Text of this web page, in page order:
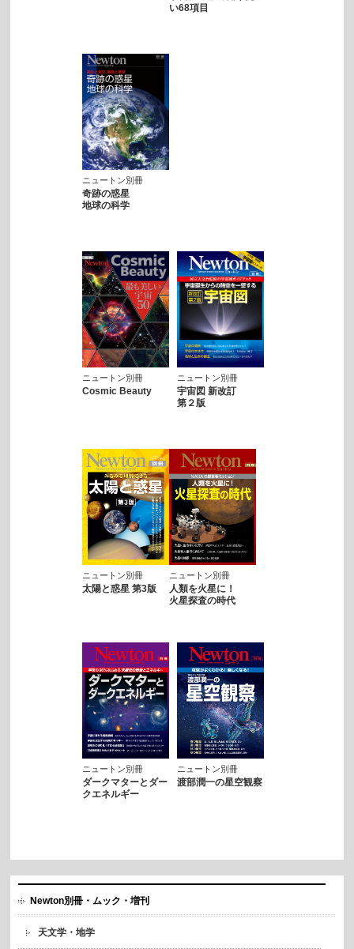
い68項目
ニュートン別冊
奇跡の惑星
地球の科学
ニュートン別冊
Cosmic Beauty
ニュートン別冊
宇宙図 新改訂
第２版
ニュートン別冊
太陽と惑星 第3版
ニュートン別冊
人類を火星に！
火星探査の時代
ニュートン別冊
ダークマターとダー
クエネルギー
ニュートン別冊
渡部潤一の星空観察
Newton別冊・ムック・増刊
天文学・地学